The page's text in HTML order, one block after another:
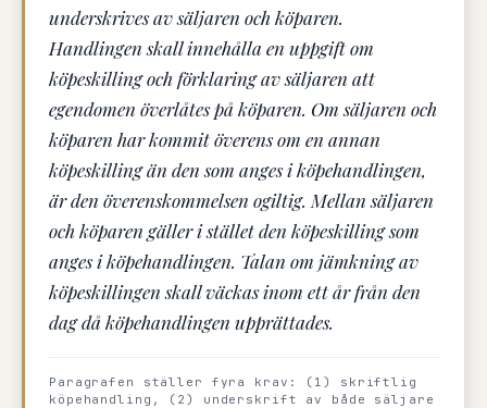
underskrives av säljaren och köparen.
Handlingen skall innehålla en uppgift om
köpeskilling och förklaring av säljaren att
egendomen överlåtes på köparen. Om säljaren och
köparen har kommit överens om en annan
köpeskilling än den som anges i köpehandlingen,
är den överenskommelsen ogiltig. Mellan säljaren
och köparen gäller i stället den köpeskilling som
anges i köpehandlingen. Talan om jämkning av
köpeskillingen skall väckas inom ett år från den
dag då köpehandlingen upprättades.
Paragrafen ställer fyra krav: (1) skriftlig
köpehandling, (2) underskrift av både säljare